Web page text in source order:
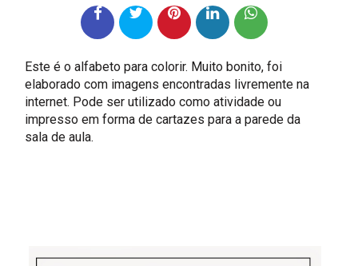
Este é o alfabeto para colorir. Muito bonito, foi
elaborado com imagens encontradas livremente na
internet. Pode ser utilizado como atividade ou
impresso em forma de cartazes para a parede da
sala de aula.